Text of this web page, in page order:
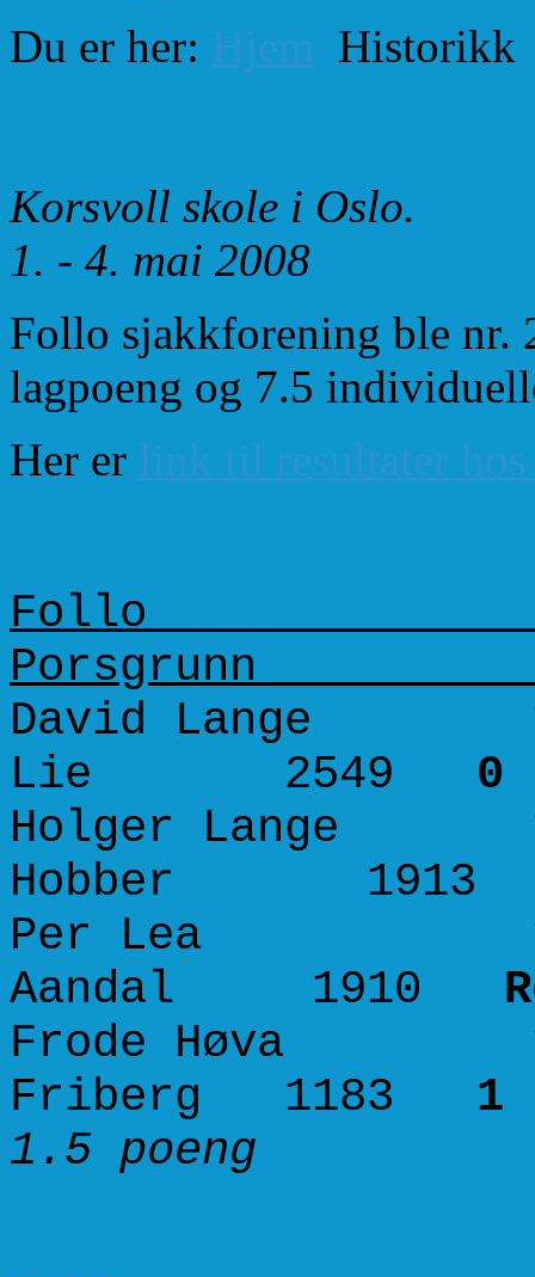
Du er her: Hjem Historikk
Korsvoll skole i Oslo.
1. - 4. mai 2008
Follo sjakkforening ble nr.
lagpoeng og 7.5
Her er link til resultater
David Lange
Lie 2549 0
Holger Lange
Hobber
Per Lea
Aandal 1910
Frode Høva
Friberg 1183 1
1.5 poeng